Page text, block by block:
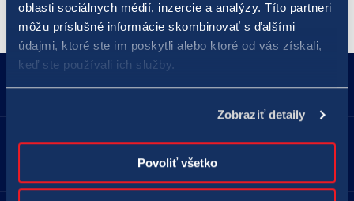
oblasti sociálnych médií, inzercie a analýzy. Títo partneri
môžu príslušné informácie skombinovať s ďalšími
údajmi, ktoré ste im poskytli alebo ktoré od vás získali,
keď ste používali ich služby.
Zobraziť detaily
Povoliť všetko
18177 podnety@tipos.sk